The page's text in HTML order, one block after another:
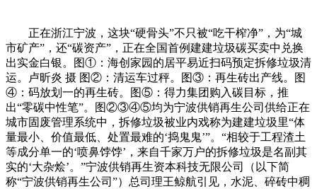
正在浙江宁波，这块“硬骨头”不只被“吃干榨净”，为“城
市矿产”，还“碳资产”，正在全国首例建建垃圾碳买卖中兑换
出实金白银。图①：海创家园的居平易近扫码预定拆修垃圾清
运。卢昕炎 摄 图②：清运车过秤。图③：再生砖出产线。图
④：码放划一的再生砖。图⑤：得力集团购入碳目标，推
出“零碳中性笔”。图②③④⑤均为宁波供销再生公司供给正在
城市固废管理系统中，拆修垃圾被业内戏称为建建垃圾里“体
量最小、价值最低、处置最难的‘捣鬼鬼’”。“相较于工程渣土
等成分单一的‘喷鼻饽饽’，来自千家万户的拆修垃圾是名副其
实的‘大杂烩’。”宁波供销再生资本科技无限公司（以下简
称“宁波供销再生公司”）总司理王鲸航引见，水泥、碎砖中稠